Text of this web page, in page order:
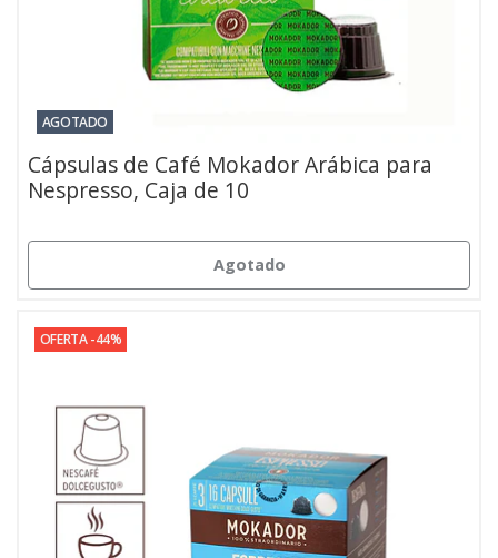
AGOTADO
Cápsulas de Café Mokador Arábica para
Nespresso, Caja de 10
Agotado
OFERTA -44%